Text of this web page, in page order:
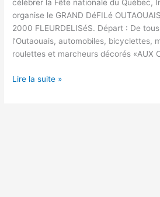
célébrer la Fête nationale du Québec,
organise le GRAND DéFILé
2000 FLEURDELISéS. Départ : De
l’Outaouais, automobiles, bicyclettes,
roulettes et marcheurs décorés «AUX
Lire la suite »